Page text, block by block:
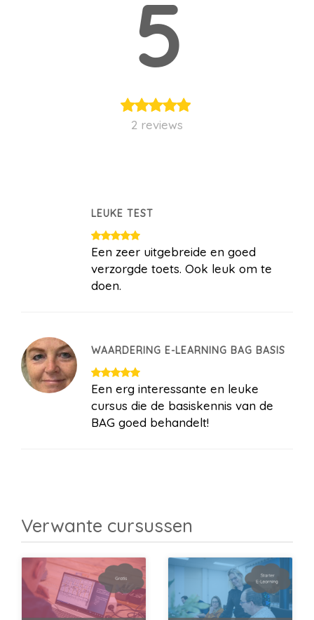
5
2 reviews
LEUKE TEST
Een zeer uitgebreide en goed
verzorgde toets. Ook leuk om te
doen.
WAARDERING E-LEARNING BAG BASIS
Een erg interessante en leuke
cursus die de basiskennis van de
BAG goed behandelt!
Verwante cursussen